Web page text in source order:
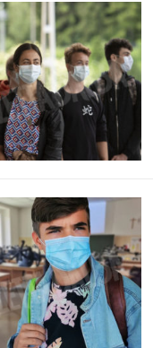
[ 8 Agosto 2026 ]
paese attivo
[ 8 Agosto 2026 ]
NOTIZIE
[ 8 Agosto 2026 ]
rotonda al Gallo